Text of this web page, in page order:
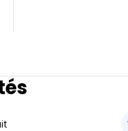
Xe siècle.
cyclistes, amoureux
qui signifie
nomade.
n'oublierez jamais...